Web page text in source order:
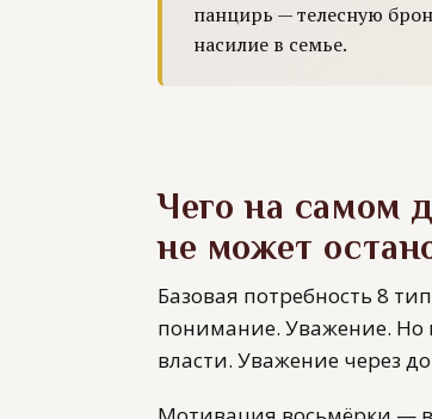
панцирь — телесную
насилие в семье.
Чего на самом
не может
Базовая потребность 8
понимание. Уважение. Но
власти. Уважение через